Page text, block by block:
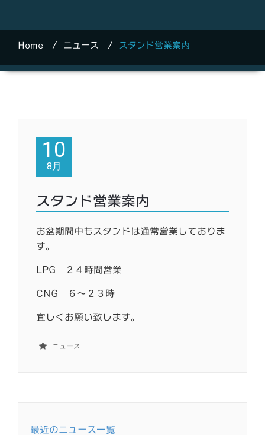
Home / ニュース / スタンド営業案内
10
8月
スタンド営業案内
お盆期間中もスタンドは通常営業しておりま
す。
LPG ２４時間営業
CNG ６～２３時
宜しくお願い致します。
ニュース
最近のニュース一覧